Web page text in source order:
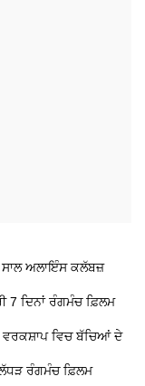
ਸਾਲ ਅਲਾਇੰਸ ਕਲੱਬਜ਼
7 ਦਿਨਾਂ ਰੰਗਮੰਚ ਫ਼ਿਲਮ
ਵਰਕਸ਼ਾਪ ਵਿਚ ਬੱਚਿਆਂ ਦੇ
ਰੰਗਮੰਚ ਫ਼ਿਲਮ